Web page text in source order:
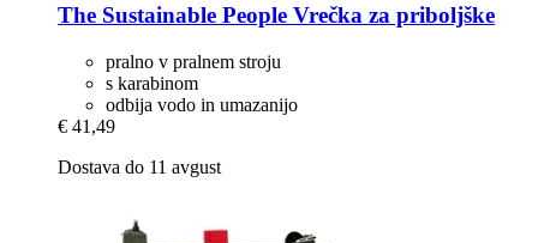
The Sustainable People Vrečka za priboljške
pralno v pralnem stroju
s karabinom
odbija vodo in umazanijo
€ 41,49
Dostava do 11 avgust